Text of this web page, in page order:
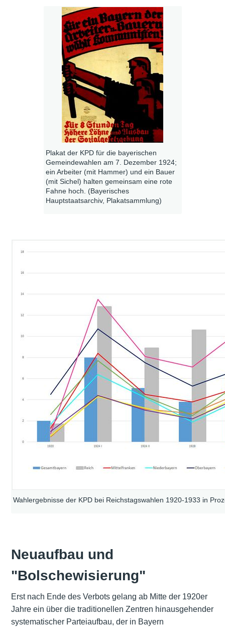
Plakat der KPD für die bayerischen
Gemeindewahlen am 7. Dezember 1924;
ein Arbeiter (mit Hammer) und ein Bauer
(mit Sichel) halten gemeinsam eine rote
Fahne hoch. (Bayerisches
Hauptstaatsarchiv, Plakatsammlung)
Wahlergebnisse der KPD bei Reichstagswahlen 1920-1933 in
Neuaufbau und
"Bolschewisierung"
Erst nach Ende des Verbots gelang ab Mitte der 1920er
Jahre ein über die traditionellen Zentren hinausgehender
systematischer Parteiaufbau, der in Bayern